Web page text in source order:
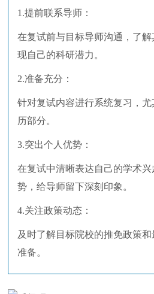
1.提前联系导师：
在复试前与目标导师沟通，了
现自己的科研潜力。
2.准备充分：
针对复试内容进行系统复习，
历部分。
3.突出个人优势：
在复试中清晰表达自己的学术
势，给导师留下深刻印象。
4.关注政策动态：
及时了解目标院校的推免政策
准备。